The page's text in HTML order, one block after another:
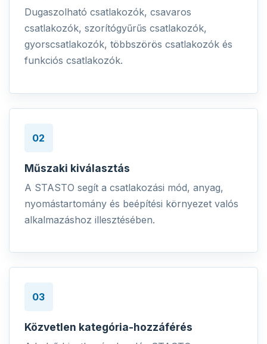
Dugaszolható csatlakozók, csavaros
csatlakozók, szorítógyűrűs csatlakozók,
gyorscsatlakozók, többszörös csatlakozók és
funkciós csatlakozók.
02
Műszaki kiválasztás
A STASTO segít a csatlakozási mód, anyag,
nyomástartomány és beépítési környezet valós
alkalmazáshoz illesztésében.
03
Közvetlen kategória-hozzáférés